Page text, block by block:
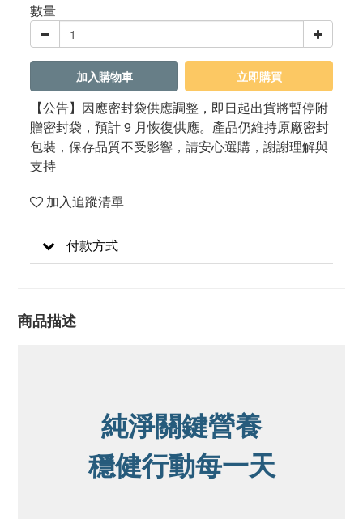
數量
加入購物車 立即購買
【公告】因應密封袋供應調整，即日起出貨將暫停附
贈密封袋，預計 9 月恢復供應。產品仍維持原廠密封
包裝，保存品質不受影響，請安心選購，謝謝理解與
支持
加入追蹤清單
付款方式
商品描述
純淨關鍵營養
穩健行動每一天